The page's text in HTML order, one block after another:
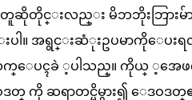
တူဆိုတိုင္းလည္း မိဘဘိုးဘြား
ပါ။ အရွင္းဆံုးဥပမာကိုေပး
ေပၚခဲ ့ပါသည္။ ကိုယ္ ့အေဖကို
တ္ ကို ဆရာတင္မိမွား၍ ေဒဝ